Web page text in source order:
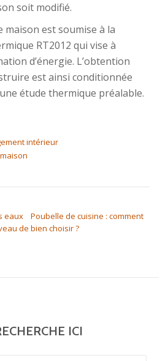
soit modifié.
maison est soumise à la
RT2012 qui vise à
d’énergie. L’obtention
est ainsi conditionnée
étude thermique préalable.
intérieur
maison
eaux
de
Poubelle de cuisine : comment
bien choisir ?
ICI